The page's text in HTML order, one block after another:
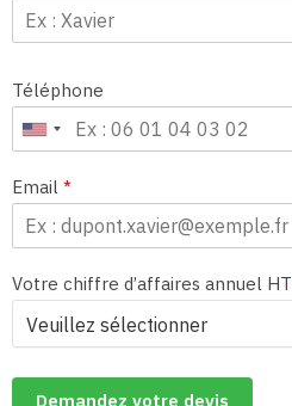
Téléphone
Email *
Votre chiffre d’affaires annuel HT
Demandez votre devis